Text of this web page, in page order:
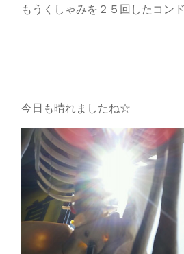
もうくしゃみを２５回したコン
今日も晴れましたね☆